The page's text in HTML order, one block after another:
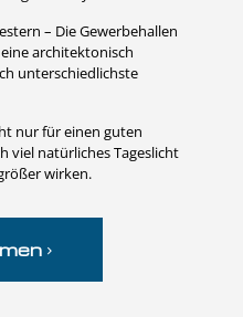
– Die Gewerbehallen
architektonisch
unterschiedlichste
nur für einen guten
viel natürliches Tageslicht
wirken.